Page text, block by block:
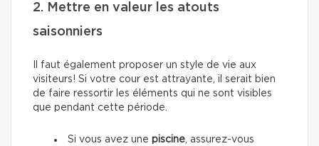
2. Mettre en valeur les atouts
saisonniers
Il faut également proposer un style de vie aux
visiteurs! Si votre cour est attrayante, il serait bien
de faire ressortir les éléments qui ne sont visibles
que pendant cette période.
Si vous avez une piscine , assurez-vous